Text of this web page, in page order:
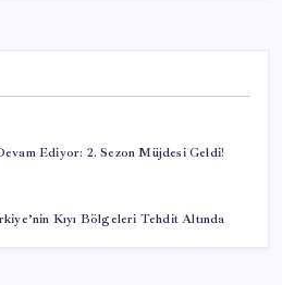
Ediyor: 2. Sezon Müjdesi Geldi!
Kıyı Bölgeleri Tehdit Altında